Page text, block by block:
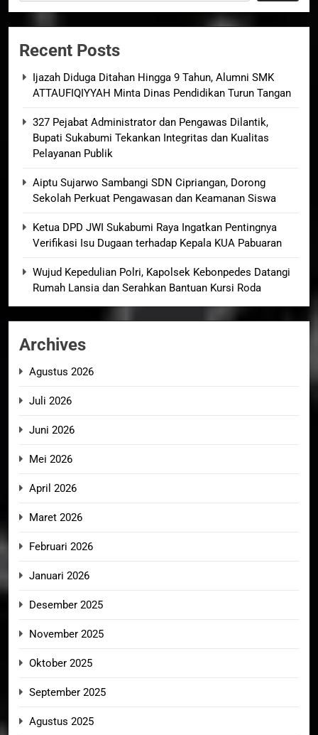
Recent Posts
Ijazah Diduga Ditahan Hingga 9 Tahun, Alumni SMK
ATTAUFIQIYYAH Minta Dinas Pendidikan Turun Tangan
327 Pejabat Administrator dan Pengawas Dilantik,
Bupati Sukabumi Tekankan Integritas dan Kualitas
Pelayanan Publik
Aiptu Sujarwo Sambangi SDN Cipriangan, Dorong
Sekolah Perkuat Pengawasan dan Keamanan Siswa
Ketua DPD JWI Sukabumi Raya Ingatkan Pentingnya
Verifikasi Isu Dugaan terhadap Kepala KUA Pabuaran
Wujud Kepedulian Polri, Kapolsek Kebonpedes Datangi
Rumah Lansia dan Serahkan Bantuan Kursi Roda
Archives
Agustus 2026
Juli 2026
Juni 2026
Mei 2026
April 2026
Maret 2026
Februari 2026
Januari 2026
Desember 2025
November 2025
Oktober 2025
September 2025
Agustus 2025